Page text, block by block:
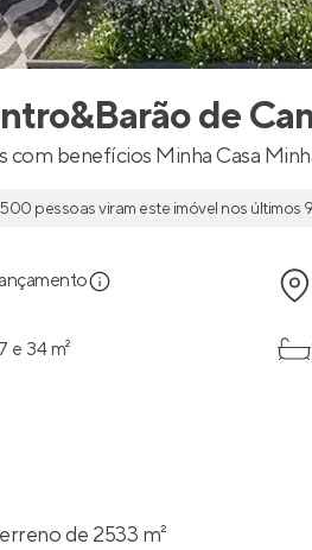
de
com benefícios Minha Casa
pessoas viram este imóvel nos últimos
e 34 m²
de 2533 m²